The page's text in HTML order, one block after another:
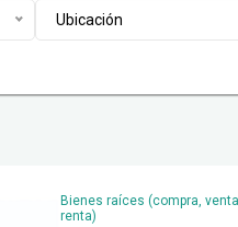
Ubicación
Bienes raíces (compra,
renta)